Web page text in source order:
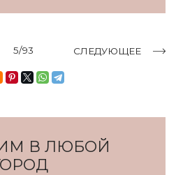
5/93 СЛЕДУЮЩЕЕ
В ЛЮБОЙ